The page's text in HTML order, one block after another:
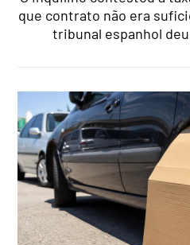
que contrato não era
tribunal espanhol